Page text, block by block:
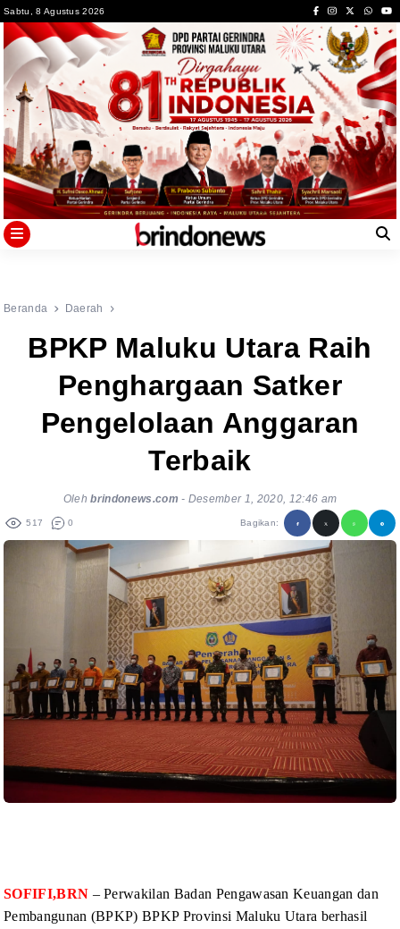
to
content
Sabtu, 8 Agustus 2026
Beranda Daerah
BPKP Maluku Utara Raih
Penghargaan Satker
Pengelolaan Anggaran
Terbaik
Olehbrindonews.com - Desember 1, 2020, 12:46 am
517 0 Bagikan:
SOFIFI,BRN – Perwakilan Badan Pengawasan Keuangan dan
Pembangunan (BPKP) BPKP Provinsi Maluku Utara berhasil